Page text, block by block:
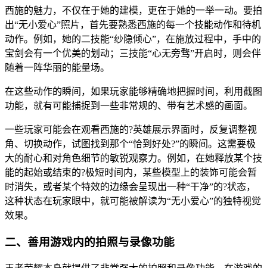
西施的魅力，不仅在于她的建模，更在于她的一举一动。要拍
出“无小爱心”照片，首先要熟悉西施的每一个技能动作和待机
动作。例如，她的二技能“纱隐倾心”，在施放过程中，手中的
宝剑会有一个优美的划动；三技能“心无旁骛”开启时，则会伴
随着一阵华丽的能量场。
在这些动作的瞬间，如果玩家能够精确地把握时间，利用截图
功能，就有可能捕捉到一些非常规的、带有艺术感的画面。
一些玩家可能会在观看西施的?英雄展示界面时，反复调整视
角、切换动作，试图找到那个“恰到好处?”的瞬间。这需要极
大的耐心和对角色细节的敏锐观察力。例如，在她释放某个技
能的起始或结束的?极短时间内，某些模型上的装饰可能会暂
时消失，或者某个特效的边缘会呈现出一种“干净”的?状态，
这种状态在玩家眼中，就可能被解读为“无小爱心”的独特视觉
效果。
二、善用游戏内的拍照与录像功能